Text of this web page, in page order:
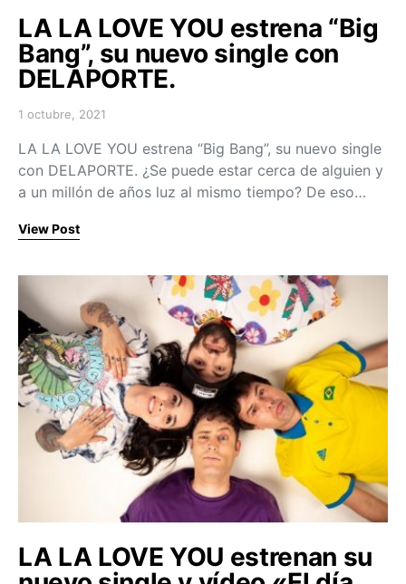
LA LA LOVE YOU estrena “Big
Bang”, su nuevo single con
DELAPORTE.
Posted on
1 octubre, 2021
LA LA LOVE YOU estrena “Big Bang”, su nuevo single
con DELAPORTE. ¿Se puede estar cerca de alguien y
a un millón de años luz al mismo tiempo? De eso…
View Post
LA LA LOVE YOU estrenan su